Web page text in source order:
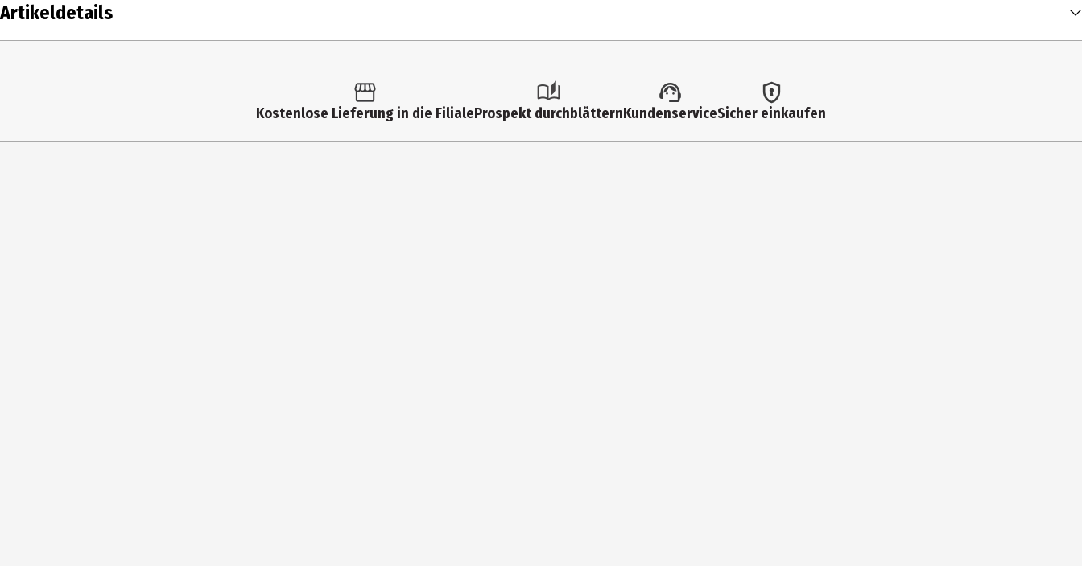
Artikeldetails
Sonstige Party und Dekoartikel
Kostenlose Lieferung in die FilialeProspekt durchblätternKundenserviceSicher einkaufen